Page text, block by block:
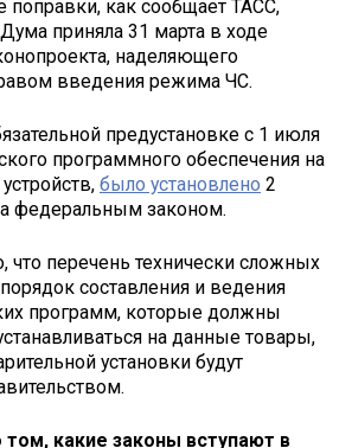
поправки, как сообщает ТАСС,
приняла 31 марта в ходе
наделяющего
введения режима ЧС.
предустановке с 1 июля
программного обеспечения на
было установлено 2
федеральным законом.
что перечень технически сложных
составления и ведения
программ, которые должны
на данные товары,
установки будут
какие законы вступают в